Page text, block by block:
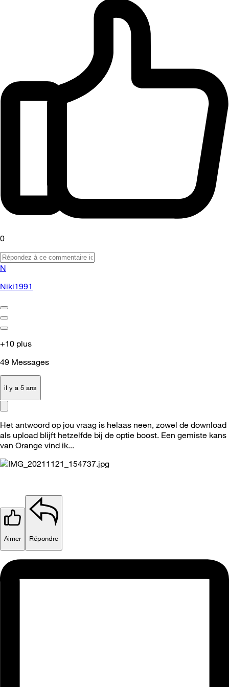
0
N
Niki1991
+10 plus
49 Messages
il y a 5 ans
Het antwoord op jou vraag is helaas neen, zowel de download
als upload blijft hetzelfde bij de optie boost. Een gemiste kans
van Orange vind ik...
Aimer Répondre